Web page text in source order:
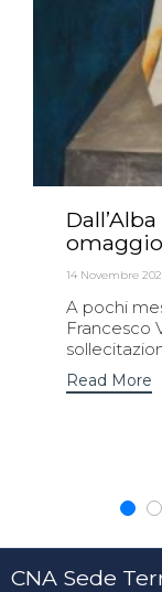
14 Novembre
A pochi
Francesco
Read More
CNA Sede